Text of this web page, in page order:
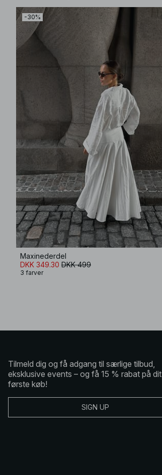
-30%
Maxinederdel
DKK 349.30 DKK 499
3 farver
Tilmeld dig og få adgang til særlige tilbud,
eksklusive events – og få 15 % rabat på dit
første køb!
SIGN UP